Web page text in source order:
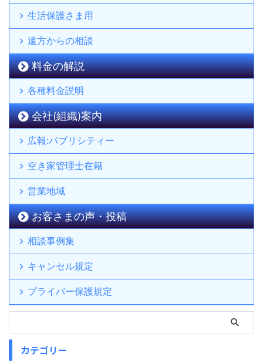
生活保護さま用
遠方からの相談
料金の解説
各種料金説明
会社(組織)案内
広報:パブリシティー
空き家管理士在籍
営業地域
お客さまの声・投稿
相談事例集
キャンセル規定
プライバー保護規定
カテゴリー